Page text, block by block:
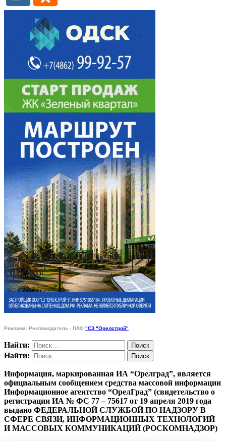
Реклама. Рекламодатель - ПАО "СЗ "Орелстрой"
Найти:
Найти:
Информация, маркированная ИА “Орелград”, является
официальным сообщением средства массовой информации
Информационное агентство “ОрелГрад” (свидетельство о
регистрации ИА № ФС 77 – 75617 от 19 апреля 2019 года
выдано ФЕДЕРАЛЬНОЙ СЛУЖБОЙ ПО НАДЗОРУ В
СФЕРЕ СВЯЗИ, ИНФОРМАЦИОННЫХ ТЕХНОЛОГИЙ
И МАССОВЫХ КОММУНИКАЦИЙ (РОСКОМНАДЗОР)